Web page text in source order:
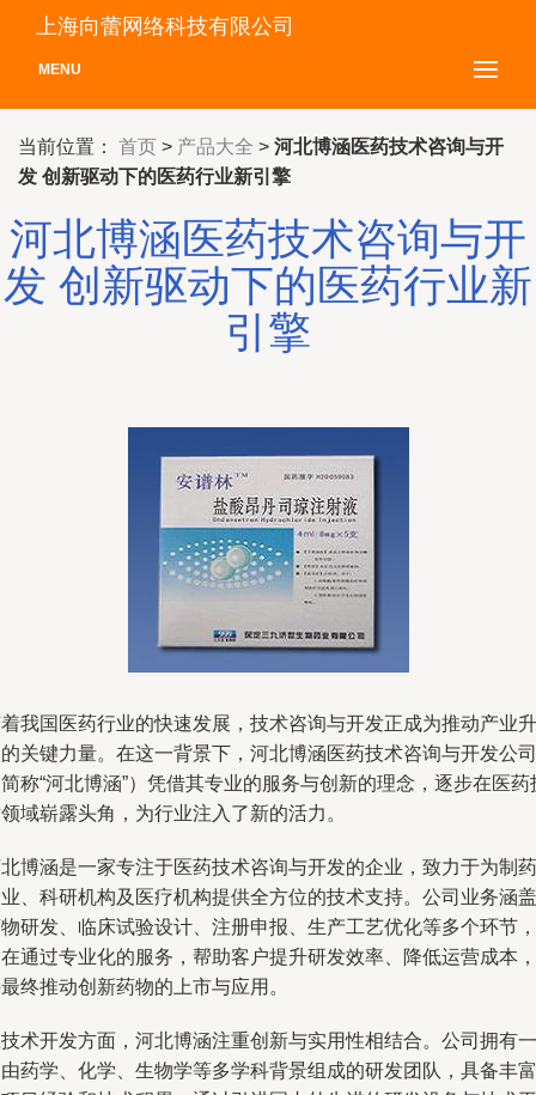
上海向蕾网络科技有限公司
MENU
当前位置： 首页 > 产品大全 > 河北博涵医药技术咨询与开
发 创新驱动下的医药行业新引擎
河北博涵医药技术咨询与开
发 创新驱动下的医药行业新
引擎
我国医药行业的快速发展，技术咨询与开发正成为推动产业升
关键力量。在这一背景下，河北博涵医药技术咨询与开发公司
称“河北博涵”）凭借其专业的服务与创新的理念，逐步在医药
域崭露头角，为行业注入了新的活力。
博涵是一家专注于医药技术咨询与开发的企业，致力于为制药
、科研机构及医疗机构提供全方位的技术支持。公司业务涵盖
研发、临床试验设计、注册申报、生产工艺优化等多个环节，
通过专业化的服务，帮助客户提升研发效率、降低运营成本，
终推动创新药物的上市与应用。
术开发方面，河北博涵注重创新与实用性相结合。公司拥有一
药学、化学、生物学等多学科背景组成的研发团队，具备丰富